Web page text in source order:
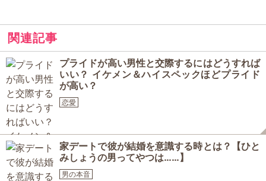
関連記事
プライドが高い男性と交際するにはどうすれば
いい？ イケメン＆ハイスペックほどプライド
が高い？
恋愛
家デートで彼が結婚を意識する時とは？【ひと
みしょうの男ってやつは……】
男の本音